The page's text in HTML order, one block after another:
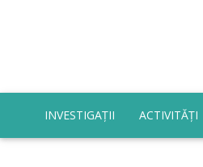
INVESTIGAȚII ACTIVITĂȚI